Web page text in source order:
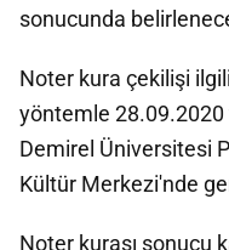
sonucunda
Noter kura çekilişi
yöntemle
Demirel Üniversitesi
Kültür Merkezi'nde
Noter kurası sonucu